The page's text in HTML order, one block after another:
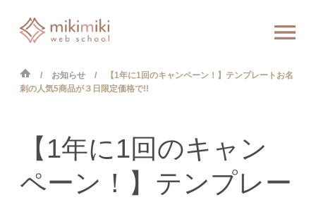
お知らせ
【1年に1回のキャンペーン！】テンプレートお名
刺の人気5商品が３日限定価格で!!
【1年に1回のキャン
ペーン！】テンプレー